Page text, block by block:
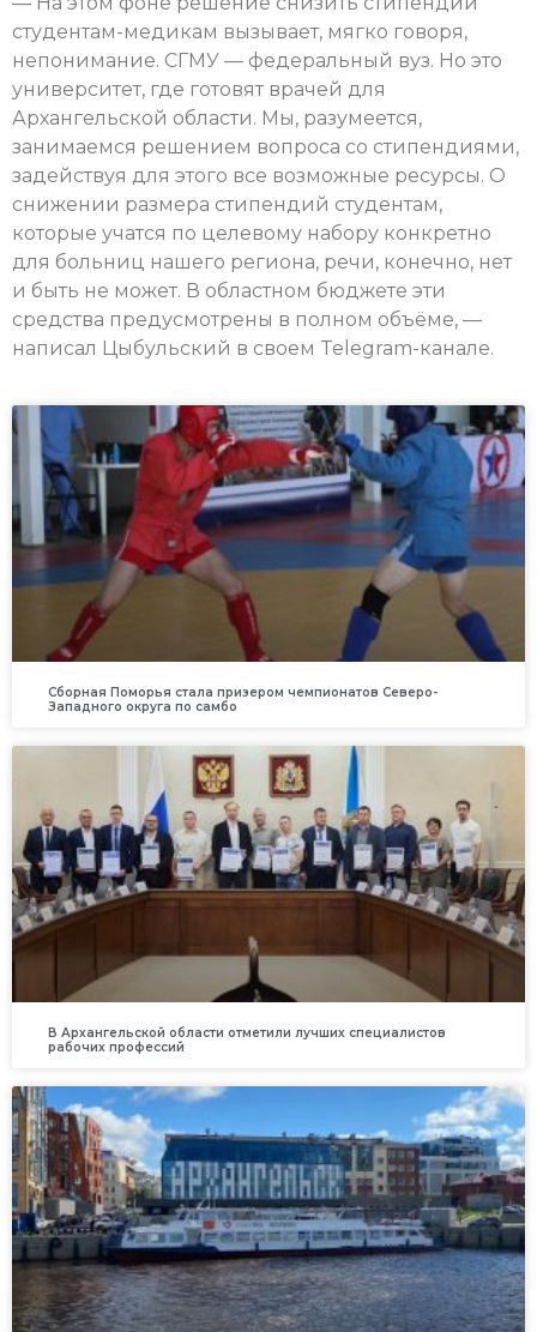
студентам-медикам вызывает, мягко говоря,
непонимание. СГМУ — федеральный вуз. Но это
университет, где готовят врачей для
Архангельской области. Мы, разумеется,
занимаемся решением вопроса со стипендиями,
задействуя для этого все возможные ресурсы. О
снижении размера стипендий студентам,
которые учатся по целевому набору конкретно
для больниц нашего региона, речи, конечно, нет
и быть не может. В областном бюджете эти
средства предусмотрены в полном объёме, —
написал Цыбульский в своем Telegram-канале.
Сборная Поморья стала призером чемпионатов Северо-
Западного округа по самбо
В Архангельской области отметили лучших специалистов
рабочих профессий